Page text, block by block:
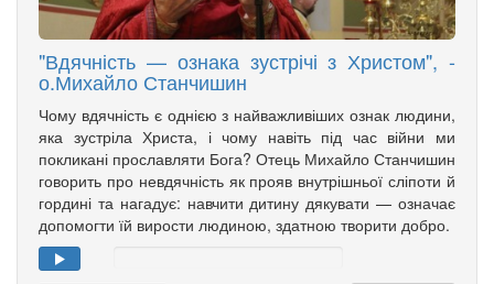
"Вдячність — ознака зустрічі з Христом", -
о.Михайло Станчишин
Чому вдячність є однією з найважливіших ознак людини,
яка зустріла Христа, і чому навіть під час війни ми
покликані прославляти Бога? Отець Михайло Станчишин
говорить про невдячність як прояв внутрішньої сліпоти й
гордині та нагадує: навчити дитину дякувати — означає
допомогти їй вирости людиною, здатною творити добро.